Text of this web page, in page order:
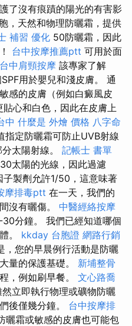
了沒有痕蹟的陽光的有害影
，天然和物理防曬霜，提供
補習 優化 50防曬霜，因此
台中按摩推薦ptt 可用於面
台中肩頸按摩 該專家了解
用於嬰兒和淺皮膚。 通
感的皮膚（例如白癜風皮
貼心和白色，因此在皮膚上
中 什麼是 外燴 價格 八字命
指定防曬霜可防止UVB射線
太陽射線。 記帳士 書單
太陽的光線，因此過濾
子製劑允許1/50，這意味著
摩排毒ptt 在一天，我們的
沒有曬傷。 中醫經絡按摩
分鐘。 我們已經知道哪個
。 kkday 台胞證 網路行銷
，您的早晨例行活動是防曬
量的保護基礎。 新埔整骨
，例如刷早餐。 文心路喬
立即執行物理或礦物防曬
後僅幾分鐘。 台中按摩排
曬霜或敏感的皮膚也可能包